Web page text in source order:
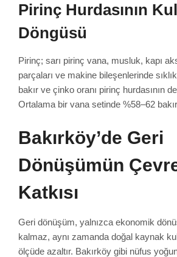
Pirinç Hurdasının
Döngüsü
Pirinç; sarı pirinç vana, musluk, kapı
parçaları ve makine bileşenlerinde
bakır ve çinko oranı pirinç hurdasının
Ortalama bir vana setinde %58–62 bakır
Bakırköy’de Geri
Dönüşümün
Katkısı
Geri dönüşüm, yalnızca ekonomik
kalmaz, aynı zamanda doğal kaynak
ölçüde azaltır. Bakırköy gibi nüfus